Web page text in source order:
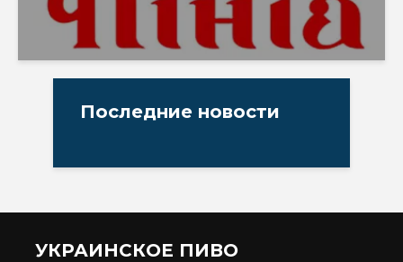
Последние новости
УКРАИНСКОЕ ПИВО